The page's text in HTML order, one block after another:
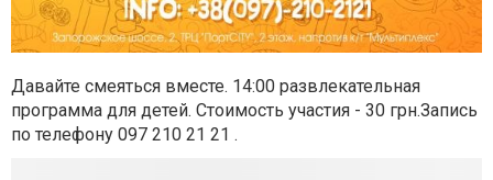
Давайте смеяться вместе. 14:00 развлекательная
программа для детей. Стоимость участия - 30 грн.Запись
по телефону 097 210 21 21 .